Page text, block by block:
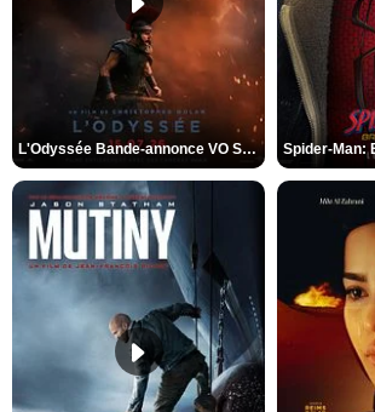
L'Odyssée Bande-annonce VO STFR